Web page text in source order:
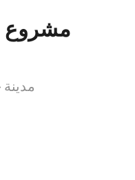
مشروع